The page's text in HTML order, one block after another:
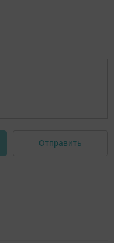
Отправить